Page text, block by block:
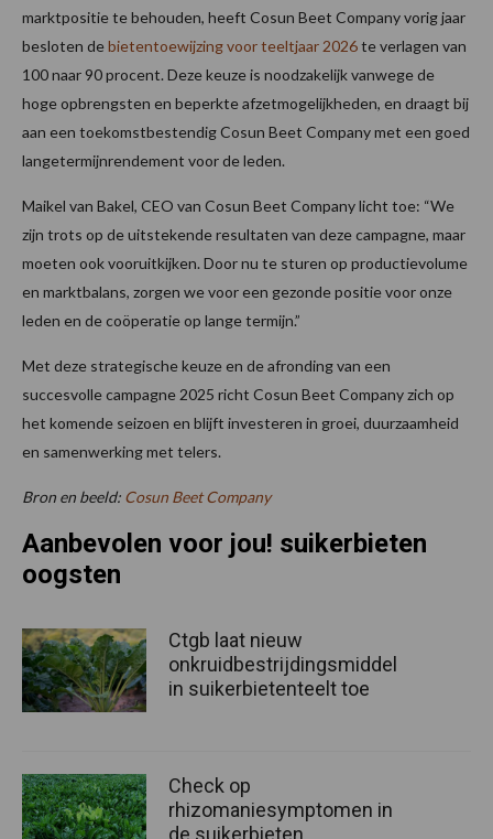
marktpositie te behouden, heeft Cosun Beet Company vorig jaar
besloten debietentoewijzing voor teeltjaar 2026te verlagen van
100 naar 90 procent. Deze keuze is noodzakelijk vanwege de
hoge opbrengsten en beperkte afzetmogelijkheden, en draagt bij
aan een toekomstbestendig Cosun Beet Company met een goed
langetermijnrendement voor de leden.
Maikel van Bakel, CEO van Cosun Beet Company licht toe: “We
zijn trots op de uitstekende resultaten van deze campagne, maar
moeten ook vooruitkijken. Door nu te sturen op productievolume
en marktbalans, zorgen we voor een gezonde positie voor onze
leden en de coöperatie op lange termijn.”
Met deze strategische keuze en de afronding van een
succesvolle campagne 2025 richt Cosun Beet Company zich op
het komende seizoen en blijft investeren in groei, duurzaamheid
en samenwerking met telers.
Bron en beeld: Cosun Beet Company
Aanbevolen voor jou! suikerbieten
oogsten
Ctgb laat nieuw
onkruidbestrijdingsmiddel
in suikerbietenteelt toe
Check op
rhizomaniesymptomen in
de suikerbieten